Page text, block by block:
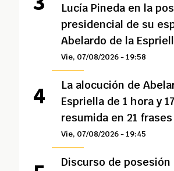
Lucía Pineda en la
presidencial de su
Abelardo de la
Vie, 07/08/2026 - 19:58
La alocución de
Espriella de 1 hora y
resumida en 21 frases
Vie, 07/08/2026 - 19:45
Discurso de posesión